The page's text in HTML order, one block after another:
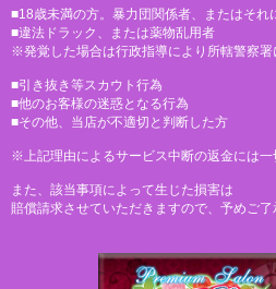
■18歳未満の方。暴力団関係者、またはそれ
■違法ドラック、または薬物乱用者
※発覚した場合は行政指導により所轄警察署
■引き抜き等スカウト行為
■他のお客様の迷惑となる行為
■その他、当店が不適切と判断した方
※上記理由によるサービス中断の返金には一
また、該当事項によって生じた損害は
賠償請求させていただきますので、予めご了